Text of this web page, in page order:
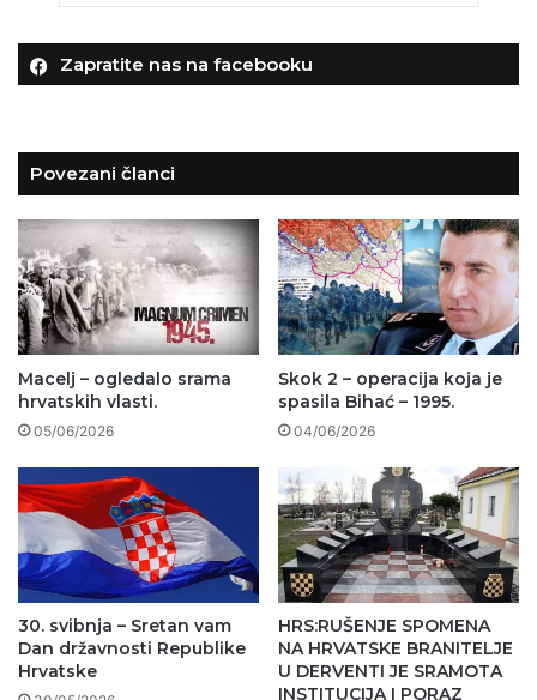
Zapratite nas na facebooku
Povezani članci
Macelj – ogledalo srama
hrvatskih vlasti.
05/06/2026
Skok 2 – operacija koja je
spasila Bihać – 1995.
04/06/2026
30. svibnja – Sretan vam
Dan državnosti Republike
Hrvatske
HRS:RUŠENJE SPOMENA
NA HRVATSKE BRANITELJE
U DERVENTI JE SRAMOTA
INSTITUCIJA I PORAZ